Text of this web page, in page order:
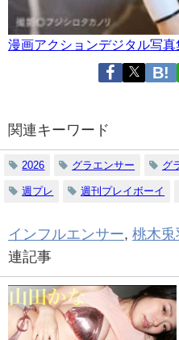
漫画アクションデジタル写真
関連キーワード
2026 グラエンサー グ
週プレ 週刊プレイボーイ
インフルエンサー, 桃木兎
連記事